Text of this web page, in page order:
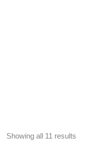
Showing all 11 results